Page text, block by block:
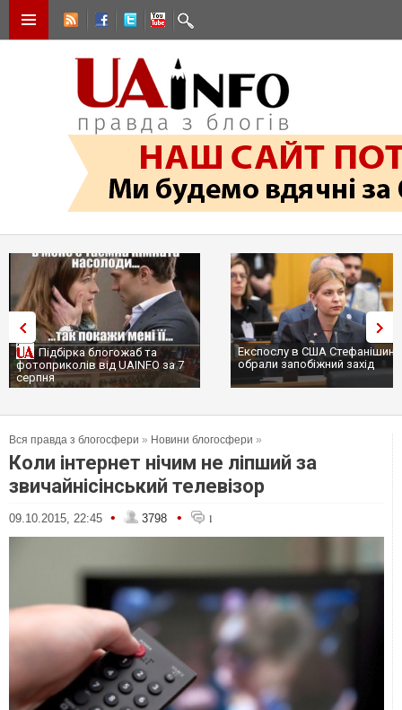
Підбірка блогожаб та
фотоприколів від UAINFO за 7
серпня
Експослу в США
обрали запобіжний захід
Вся правда з блогосфери » Новини блогосфери »
Коли інтернет нічим не ліпший за
звичайнісінський телевізор
09.10.2015, 22:45 • 3798 • 1